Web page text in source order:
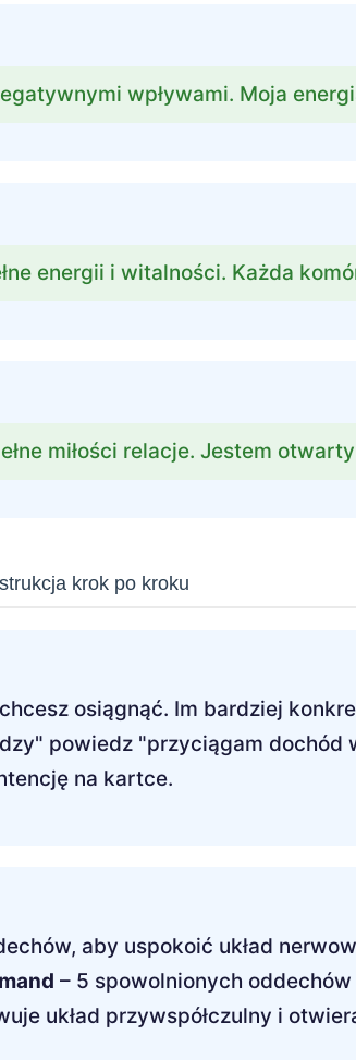
wpływami. Moja
energii i witalności. Każda
miłości relacje. Jestem otwarty
krok po kroku
osiągnąć. Im bardziej
powiedz "przyciągam dochód
na kartce.
aby uspokoić układ
– 5 spowolnionych
układ przywspółczulny i